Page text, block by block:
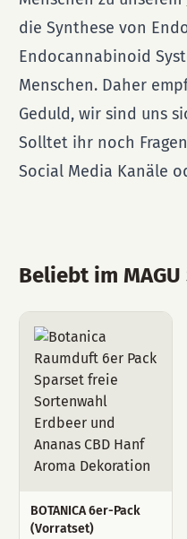
die Synthese von
Endocannabinoid
Menschen. Daher
Geduld, wir sind uns
Solltet ihr noch
Social Media Kanäle
Beliebt im MAGU
BOTANICA 6er-Pack
(Vorratset)